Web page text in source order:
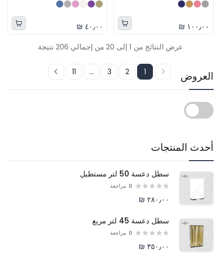
العروض
أحدث المنتجات
سطل دعسة 50 لتر مستطيل
0 مراجعة
٢٨٠٫٠٠ ₪
سطل دعسة 45 لتر مربع
0 مراجعة
٣٥٠٫٠٠ ₪
١٠٠٫٠٠ ₪
٤٠٫٠٠ ₪
عرض النتائج من 1 إلى 20 من إجمالي 206 نتيجة
1
2
3
...
11